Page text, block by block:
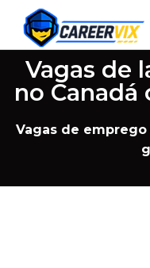
Vagas de
no
Vagas de emprego